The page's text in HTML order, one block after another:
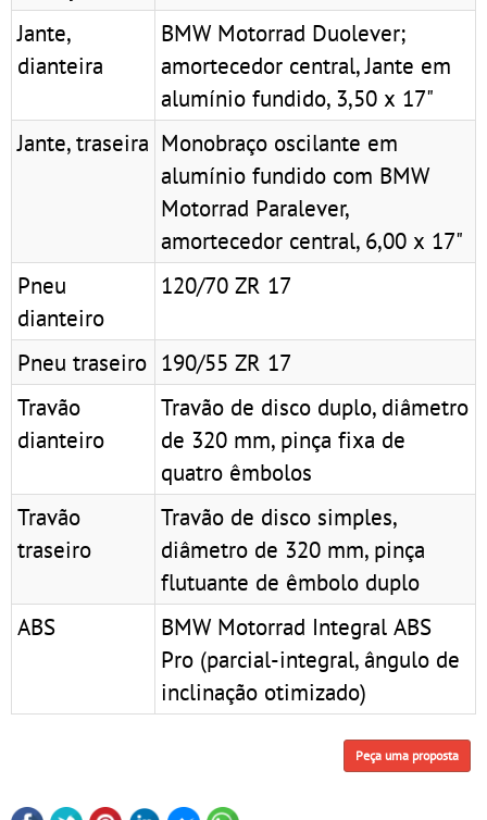
Jante,
dianteira
BMW Motorrad Duolever;
amortecedor central, Jante em
alumínio fundido, 3,50 x 17"
Jante, traseira Monobraço oscilante em
alumínio fundido com BMW
Motorrad Paralever,
amortecedor central, 6,00 x 17"
Pneu
dianteiro
120/70 ZR 17
Pneu traseiro 190/55 ZR 17
Travão
dianteiro
Travão de disco duplo, diâmetro
de 320 mm, pinça fixa de
quatro êmbolos
Travão
traseiro
Travão de disco simples,
diâmetro de 320 mm, pinça
flutuante de êmbolo duplo
ABS
BMW Motorrad Integral ABS
Pro (parcial-integral, ângulo de
inclinação otimizado)
Peça uma proposta